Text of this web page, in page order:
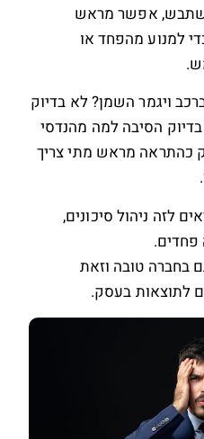
אפשר מראש
למנוע מהפחד או
ויגמר השמן? לא בדיוק
הסיבה למה מהנדסי
כהתראה מראש מתי צריך
לזה ניהול סיכונים,
טובה וזאת
בעסק.